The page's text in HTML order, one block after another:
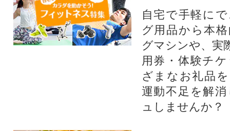
自宅で手軽に
グ用品から本
グマシンや、実
用券・体験チ
ざまなお礼品
運動不足を解
ュしませんか？